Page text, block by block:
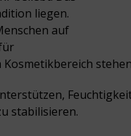
liegen.
auf
stabilisieren.